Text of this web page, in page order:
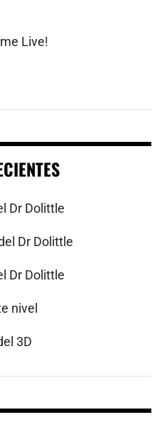
Live!
Dr Dolittle
Dr Dolittle
Dr Dolittle
nivel
3D